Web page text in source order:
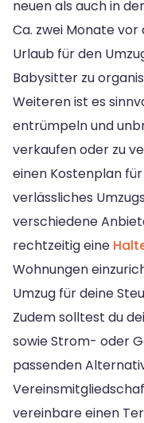
neuen als auch in
Ca. zwei Monate
Urlaub für den
Babysitter zu
Weiteren ist es
entrümpeln und
verkaufen oder zu
einen Kostenplan
verlässliches
verschiedene
rechtzeitig eine
Wohnungen
Umzug für deine
Zudem solltest du
sowie Strom- oder
passenden
vereinbare einen